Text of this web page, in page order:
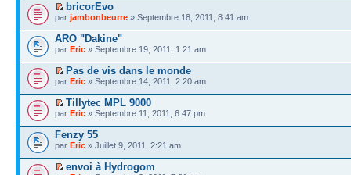
bricorEvo
par jambonbeurre » Septembre 18, 2011, 8:41 am
ARO "Dakine"
par Eric » Septembre 19, 2011, 1:21 am
Pas de vis dans le monde
par Eric » Septembre 14, 2011, 2:20 am
Tillytec MPL 9000
par Eric » Septembre 11, 2011, 6:47 pm
Fenzy 55
par Eric » Juillet 9, 2011, 2:21 am
envoi à Hydrogom